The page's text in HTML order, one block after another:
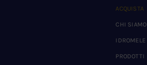
ACQUISTA
CHI SIAMO
IDROMELE
PRODOTTI